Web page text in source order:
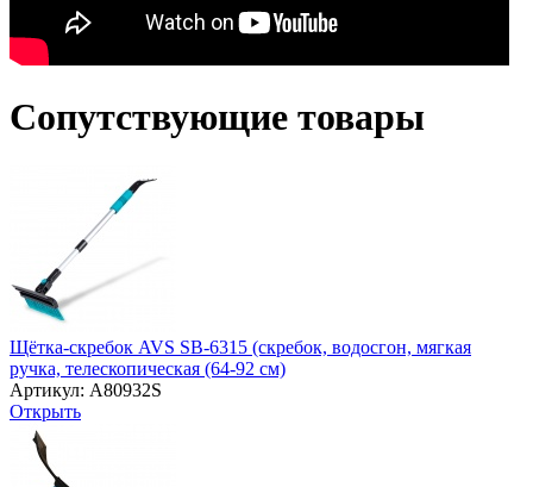
Сопутствующие товары
Щётка-скребок AVS SB-6315 (скребок, водосгон, мягкая
ручка, телескопическая (64-92 см)
Артикул: A80932S
Открыть